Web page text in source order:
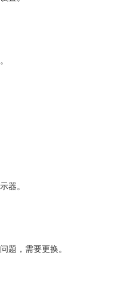
器。
题，需要更换。